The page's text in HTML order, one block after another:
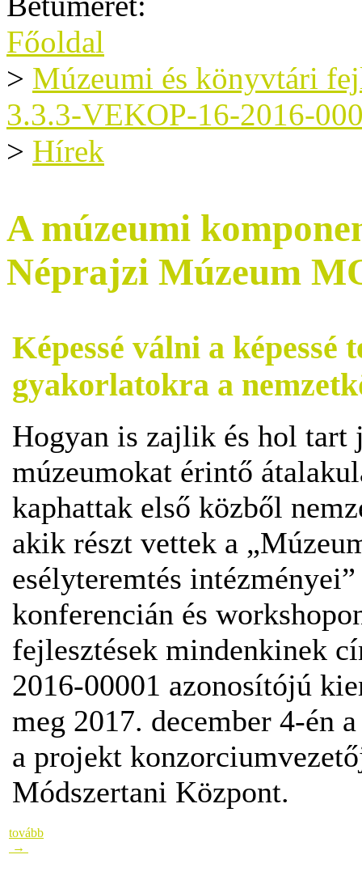
Főoldal
> Múzeumi és könyvtári
3.3.3-VEKOP-16-2016-
> Hírek
A múzeumi
Néprajzi Múzeum
Képessé válni a
gyakorlatokra a
Hogyan is zajlik és hol tart
múzeumokat érintő
kaphattak első közből
akik részt vettek a
esélyteremtés
konferencián és
fejlesztések mindenkinek
2016-00001 azonosítójú
meg 2017. december 4-én
a projekt
Módszertani Központ.
tovább
→